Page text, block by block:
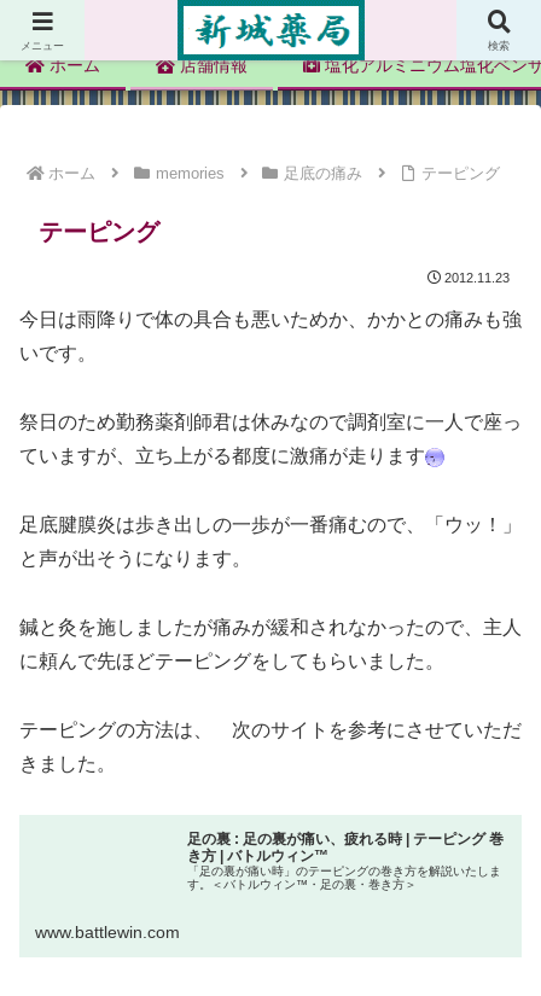
新城薬局
ホーム 店舗情報 塩化アルミニウム塩化ベン
ホーム memories 足底の痛み テーピング
テーピング
2012.11.23
今日は雨降りで体の具合も悪いためか、かかとの痛みも強
いです。
祭日のため勤務薬剤師君は休みなので調剤室に一人で座っ
ていますが、立ち上がる都度に激痛が走ります
足底腱膜炎は歩き出しの一歩が一番痛むので、「ウッ！」
と声が出そうになります。
鍼と灸を施しましたが痛みが緩和されなかったので、主人
に頼んで先ほどテーピングをしてもらいました。
テーピングの方法は、 次のサイトを参考にさせていただ
きました。
足の裏 : 足の裏が痛い、疲れる時 | テーピング 巻
き方 | バトルウィン™
「足の裏が痛い時」のテーピングの巻き方を解説いたしま
す。＜バトルウィン™・足の裏・巻き方＞
www.battlewin.com
メニュー 検索